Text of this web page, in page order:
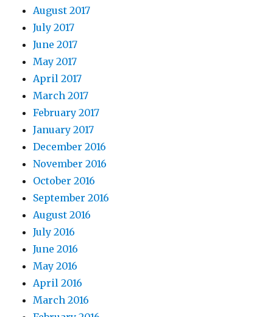
August 2017
July 2017
June 2017
May 2017
April 2017
March 2017
February 2017
January 2017
December 2016
November 2016
October 2016
September 2016
August 2016
July 2016
June 2016
May 2016
April 2016
March 2016